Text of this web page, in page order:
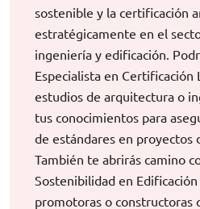
sostenible y la certificación
estratégicamente en el
ingeniería y edificación.
Especialista en Certificación
estudios de arquitectura o
tus conocimientos para
de estándares en proyectos
También te abrirás camino
Sostenibilidad en
promotoras o constructoras